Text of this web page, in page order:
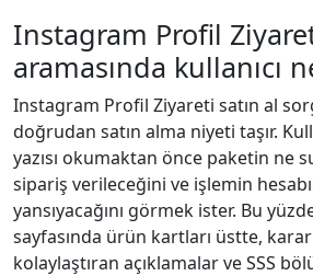
Instagram Profil
aramasında kullanıcı
Instagram Profil Ziyareti satın al
doğrudan satın alma niyeti taşır.
yazısı okumaktan önce paketin ne
sipariş verileceğini ve işlemin
yansıyacağını görmek ister. Bu
sayfasında ürün kartları üstte,
kolaylaştıran açıklamalar ve SSS